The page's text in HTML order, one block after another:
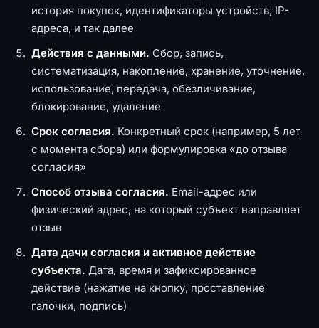
история покупок, идентификаторы устройств, IP-
адреса, и так далее
Действия с данными. Сбор, запись,
систематизация, накопление, хранение, уточнение,
использование, передача, обезличивание,
блокирование, удаление
Срок согласия. Конкретный срок (например, 5 лет
с момента сбора) или формулировка «до отзыва
согласия»
Способ отзыва согласия. Email-адрес или
физический адрес, на который субъект направляет
отзыв
Дата дачи согласия и активное действие
субъекта. Дата, время и зафиксированное
действие (нажатие на кнопку, проставление
галочки, подпись)